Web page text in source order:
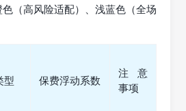
（高风险适配）、浅蓝色（全场
型 保费浮动系数
注意
事项